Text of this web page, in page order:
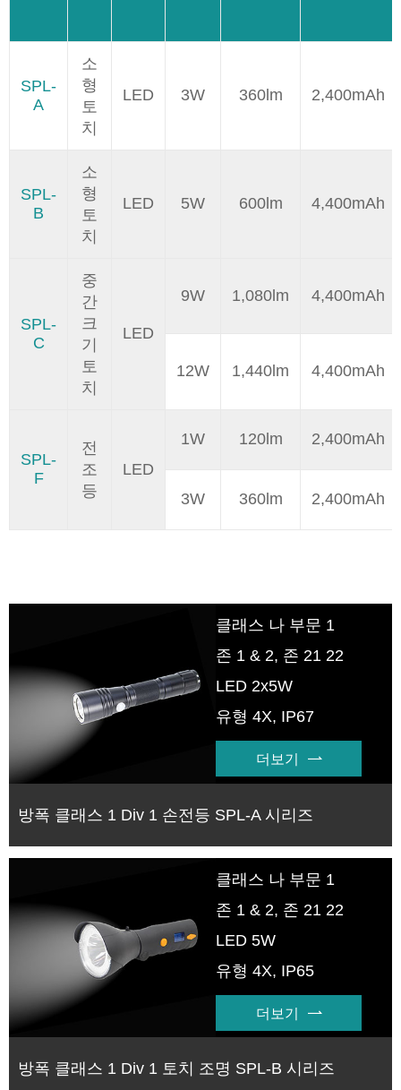
SPL-
A
소
형
토
치
LED 3W 360lm 2,400mAh
SPL-
B
소
형
토
치
LED 5W 600lm 4,400mAh
SPL-
C
중
간
크
기
토
치
LED
9W 1,080lm 4,400mAh
12W 1,440lm 4,400mAh
SPL-
F
전
조
등
LED
1W 120lm 2,400mAh
3W 360lm 2,400mAh
클래스 나 부문 1
존 1 & 2, 존 21 22
LED 2x5W
유형 4X, IP67
더보기 
방폭 클래스 1 Div 1 손전등 SPL-A 시리즈
클래스 나 부문 1
존 1 & 2, 존 21 22
LED 5W
유형 4X, IP65
더보기 
방폭 클래스 1 Div 1 토치 조명 SPL-B 시리즈